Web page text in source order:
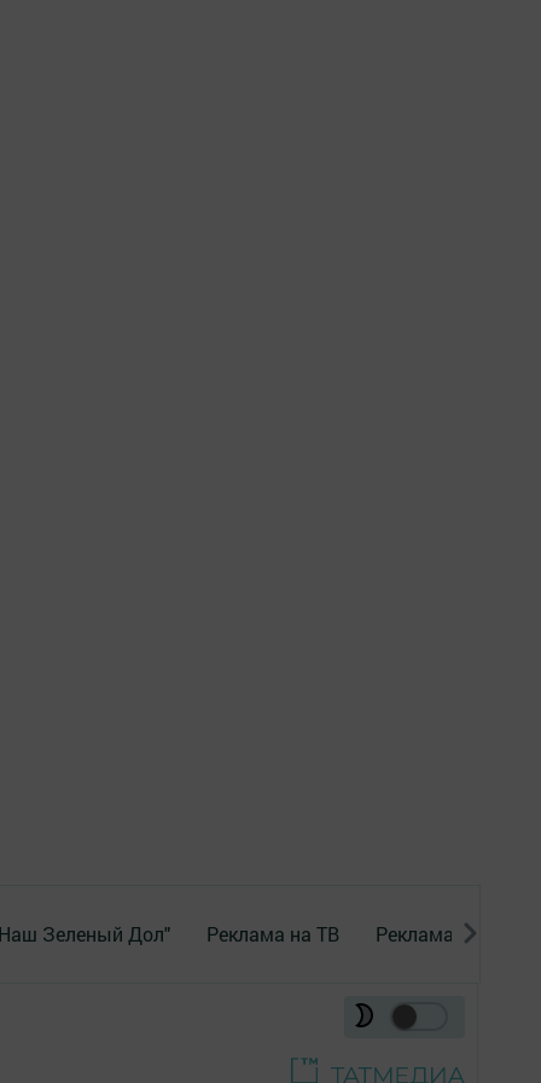
Зеленый Дол" Реклама на ТВ Реклама в